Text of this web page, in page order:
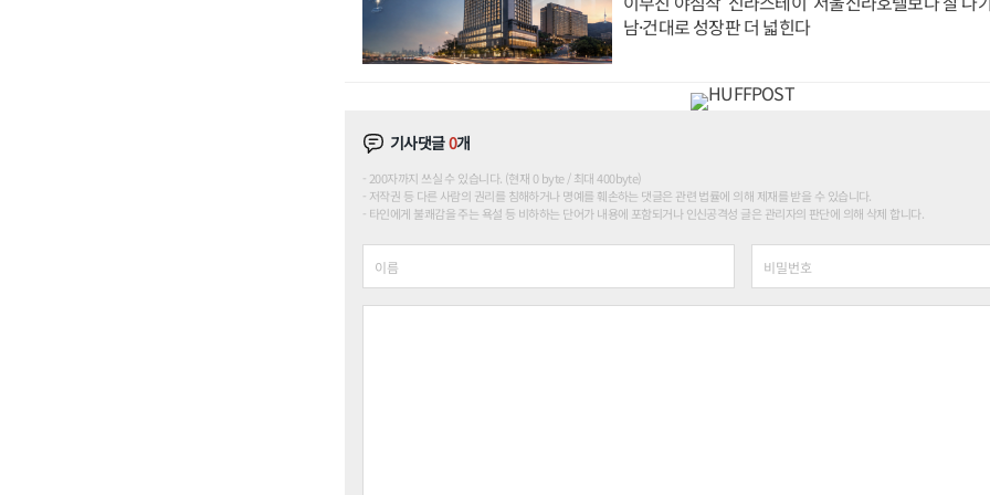
남·건대로 성장판 더 넓힌다
기사댓글0개
200자까지 쓰실 수 있습니다. (현재 0 byte / 최대 400byte)
저작권 등 다른 사람의 권리를 침해하거나 명예를 훼손하는 댓글은 관련 법률에 의해 제재를 받을 수 있습니다.
타인에게 불쾌감을 주는 욕설 등 비하하는 단어가 내용에 포함되거나 인신공격성 글은 관리자의 판단에 의해 삭제 합니다.